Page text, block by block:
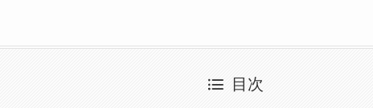
目次